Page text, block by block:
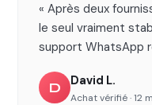
« Après deux
le seul vraiment
support WhatsApp
D David L.
Achat vérifié · 12